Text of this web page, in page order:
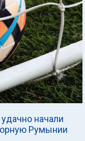
начали
Румынии